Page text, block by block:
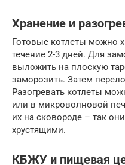
Хранение и
Готовые котлеты можно
течение 2-3 дней. Для
выложить на плоскую
заморозить. Затем
Разогревать котлеты
или в микроволновой
их на сковороде – так
хрустящими.
КБЖУ и пищевая